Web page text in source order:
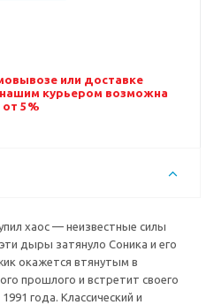
или доставке
нашим курьером возможна
от 5%
хаос — неизвестные силы
дыры затянуло Соника и его
окажется втянутым в
прошлого и встретит своего
года. Классический и